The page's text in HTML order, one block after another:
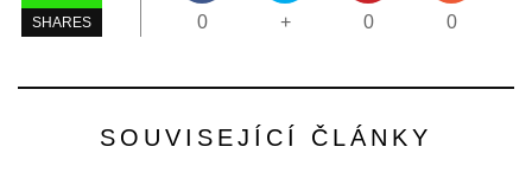
SHARES 0 + 0 0
SOUVISEJÍCÍ ČLÁNKY